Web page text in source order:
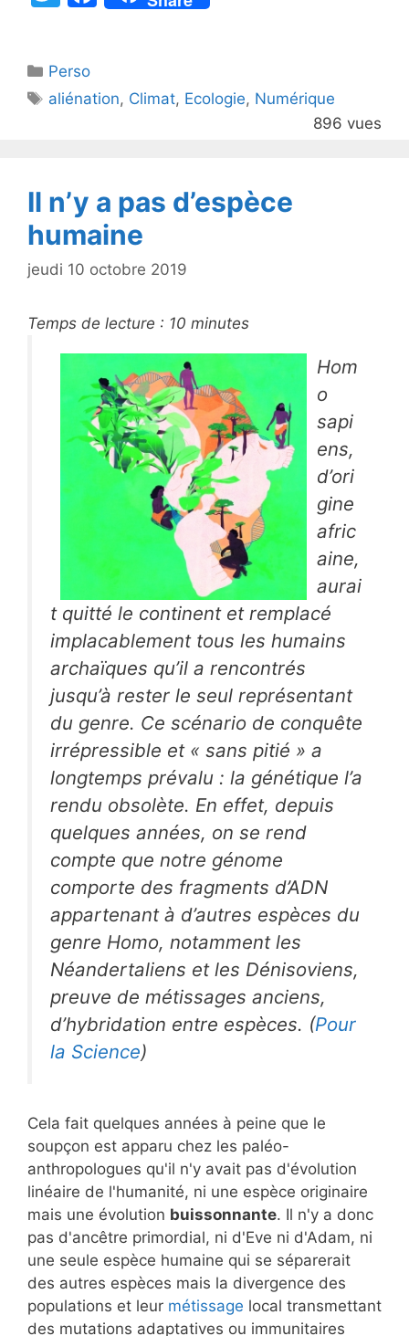
er
a
b
k
Catégories
Perso
Étiquettes
aliénation, Climat, Ecologie, Numérique
896 vues
Il n’y a pas d’espèce
humaine
jeudi 10 octobre 2019
Temps de lecture : 10 minutes
Hom
o
sapi
ens,
d’ori
gine
afric
aine,
aurai
t quitté le continent et remplacé
implacablement tous les humains
archaïques qu’il a rencontrés
jusqu’à rester le seul représentant
du genre. Ce scénario de conquête
irrépressible et « sans pitié » a
longtemps prévalu : la génétique l’a
rendu obsolète. En effet, depuis
quelques années, on se rend
compte que notre génome
comporte des fragments d’ADN
appartenant à d’autres espèces du
genre Homo, notamment les
Néandertaliens et les Dénisoviens,
preuve de métissages anciens,
d’hybridation entre espèces. (Pour
la Science)
Cela fait quelques années à peine que le
soupçon est apparu chez les paléo-
anthropologues qu'il n'y avait pas d'évolution
linéaire de l'humanité, ni une espèce originaire
mais une évolution buissonnante. Il n'y a donc
pas d'ancêtre primordial, ni d'Eve ni d'Adam, ni
une seule espèce humaine qui se séparerait
des autres espèces mais la divergence des
populations et leur métissage local transmettant
des mutations adaptatives ou immunitaires